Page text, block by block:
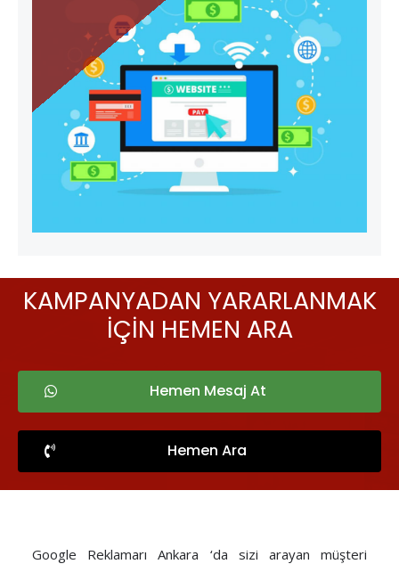
KAMPANYADAN YARARLANMAK
İÇİN HEMEN ARA
Hemen Mesaj At
Hemen Ara
Google Reklamarı Ankara ‘da sizi arayan müşteri